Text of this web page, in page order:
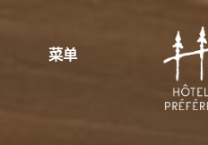
菜单